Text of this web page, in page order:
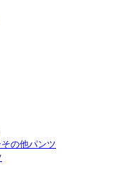
の他パンツ